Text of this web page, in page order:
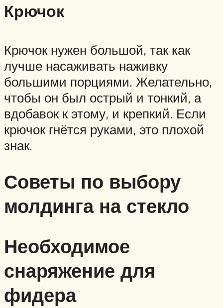
Крючок
Крючок нужен большой, так как
лучше насаживать наживку
большими порциями. Желательно,
чтобы он был острый и тонкий, а
вдобавок к этому, и крепкий. Если
крючок гнётся руками, это плохой
знак.
Советы по выбору
молдинга на стекло
Необходимое
снаряжение для
фидера